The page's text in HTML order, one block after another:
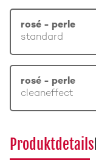
rosé - perle
standard
rosé - perle
cleaneffect
Produktdetails